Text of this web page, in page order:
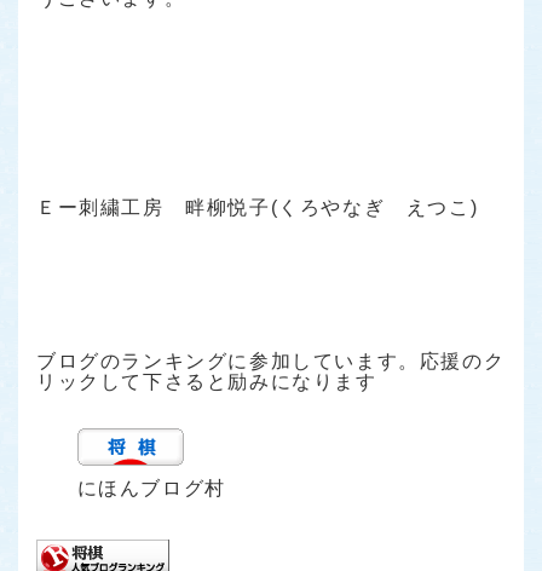
Ｅー刺繍工房 畔柳悦子(くろやなぎ えつこ)
ブログのランキングに参加しています。応援のク
リックして下さると励みになります
にほんブログ村